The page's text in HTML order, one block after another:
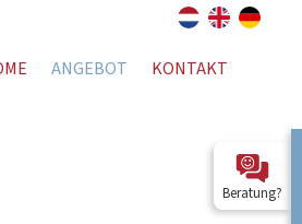
ANGEBOT KONTAKT
Beratung?